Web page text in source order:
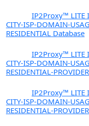
IP2Proxy™ LITE
CITY-ISP-DOMAIN-
RESIDENTIAL Database
IP2Proxy™ LITE
CITY-ISP-DOMAIN-
RESIDENTIAL-
IP2Proxy™ LITE
CITY-ISP-DOMAIN-
RESIDENTIAL-